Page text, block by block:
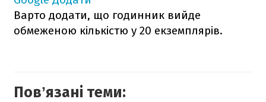
Варто додати, що годинник вийде
обмеженою кількістю у 20 екземплярів.
Повʼязані теми: